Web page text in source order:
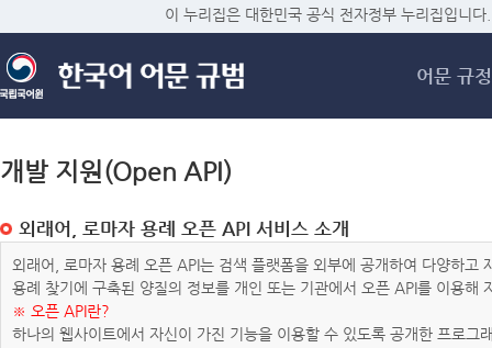
메
이 누리집은 대한민국 공식 전자정부 누리집입니다.
어문 규정
개발 지원(Open API)
외래어, 로마자 용례 오픈 API 서비스 소개
외래어, 로마자 용례 오픈 API는 검색 플랫폼을 외부에 공개하여 다양하
용례 찾기에 구축된 양질의 정보를 개인 또는 기관에서 오픈 API를 이용해
※ 오픈 API란?
하나의 웹사이트에서 자신이 가진 기능을 이용할 수 있도록 공개한 프로그